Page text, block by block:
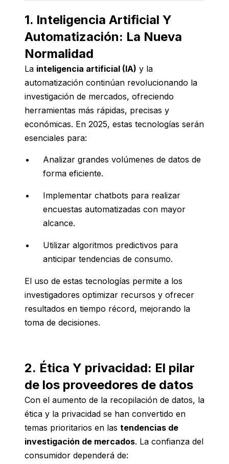
1. Inteligencia Artificial Y
Automatización: La Nueva
Normalidad
La inteligencia artificial (IA) y la
automatización continúan revolucionando la
investigación de mercados, ofreciendo
herramientas más rápidas, precisas y
económicas. En 2025, estas tecnologías serán
esenciales para:
Analizar grandes volúmenes de datos de
forma eficiente.
Implementar chatbots para realizar
encuestas automatizadas con mayor
alcance.
Utilizar algoritmos predictivos para
anticipar tendencias de consumo.
El uso de estas tecnologías permite a los
investigadores optimizar recursos y ofrecer
resultados en tiempo récord, mejorando la
toma de decisiones.
2. Ética Y privacidad: El pilar
de los proveedores de datos
Con el aumento de la recopilación de datos, la
ética y la privacidad se han convertido en
temas prioritarios en las tendencias de
investigación de mercados. La confianza del
consumidor dependerá de: